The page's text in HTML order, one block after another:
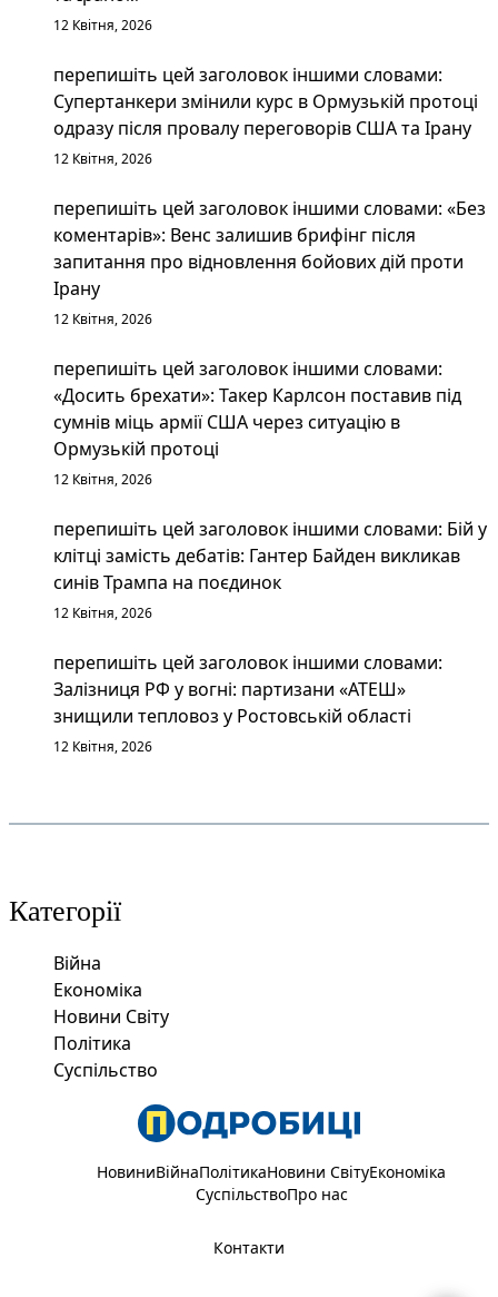
12 Квітня, 2026
перепишіть цей заголовок іншими словами:
Супертанкери змінили курс в Ормузькій протоці
одразу після провалу переговорів США та Ірану
12 Квітня, 2026
перепишіть цей заголовок іншими словами: «Без
коментарів»: Венс залишив брифінг після
запитання про відновлення бойових дій проти
Ірану
12 Квітня, 2026
перепишіть цей заголовок іншими словами:
«Досить брехати»: Такер Карлсон поставив під
сумнів міць армії США через ситуацію в
Ормузькій протоці
12 Квітня, 2026
перепишіть цей заголовок іншими словами: Бій у
клітці замість дебатів: Гантер Байден викликав
синів Трампа на поєдинок
12 Квітня, 2026
перепишіть цей заголовок іншими словами:
Залізниця РФ у вогні: партизани «АТЕШ»
знищили тепловоз у Ростовській області
12 Квітня, 2026
Категорії
Війна
Економіка
Новини Світу
Політика
Суспільство
НовиниВійнаПолітикаНовини СвітуЕкономіка
СуспільствоПро нас
Контакти